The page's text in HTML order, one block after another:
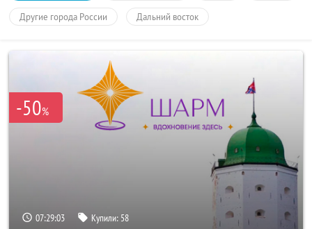
Другие города России Дальний восток
-50%
07:29:03 Купили: 58